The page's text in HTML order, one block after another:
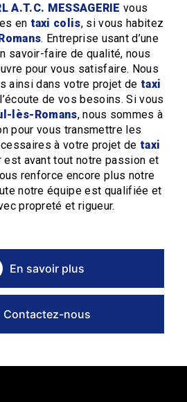
A.T.C. MESSAGERIE vous
en taxi colis, si vous habitez
. Entreprise usant d’une
savoir-faire de qualité, nous
pour vous satisfaire. Nous
ainsi dans votre projet de taxi
de vos besoins. Si vous
lès-Romans, nous sommes à
pour vous transmettre les
à votre projet de taxi
est avant tout notre passion et
renforce encore plus notre
notre équipe est qualifiée et
propreté et rigueur.
En savoir plus
Contactez-nous